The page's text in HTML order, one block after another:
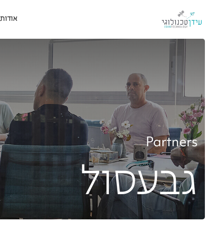
אודות
Partners
גבעסול